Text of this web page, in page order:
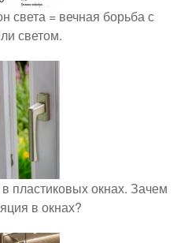
света = вечная борьба с
светом.
пластиковых окнах. Зачем
в окнах?